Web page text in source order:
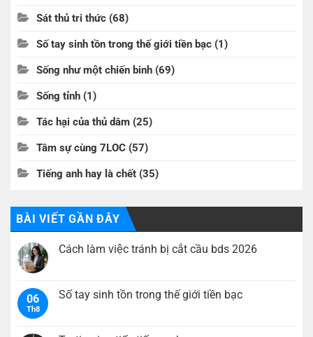
Sát thủ tri thức (68)
Số tay sinh tồn trong thế giới tiền bạc (1)
Sống như một chiến binh (69)
Sống tỉnh (1)
Tác hại của thủ dâm (25)
Tâm sự cùng 7LOC (57)
Tiếng anh hay là chết (35)
BÀI VIẾT GẦN ĐÂY
Cách làm việc tránh bị cắt cầu bds 2026
luận
ở
06
Th8
Số tay sinh tồn trong thế giới tiền bạc